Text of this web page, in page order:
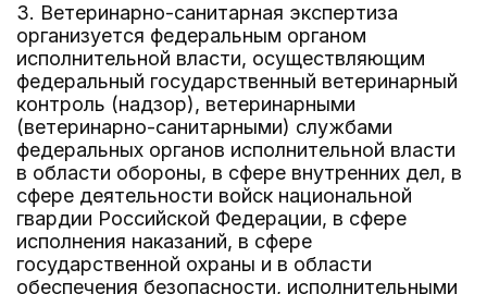
3. Ветеринарно-санитарная экспертиза
организуется федеральным органом
исполнительной власти, осуществляющим
федеральный государственный ветеринарный
контроль (надзор), ветеринарными
(ветеринарно-санитарными) службами
федеральных органов исполнительной власти
в области обороны, в сфере внутренних дел, в
сфере деятельности войск национальной
гвардии Российской Федерации, в сфере
исполнения наказаний, в сфере
государственной охраны и в области
обеспечения безопасности, исполнительными